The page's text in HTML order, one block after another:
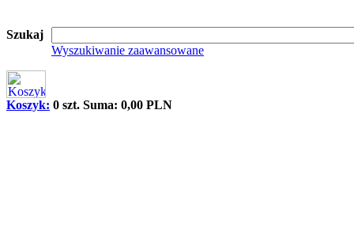
Szukaj
Wyszukiwanie zaawansowane
Koszyk: 0 szt. Suma: 0,00 PLN